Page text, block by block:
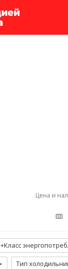
Цена и
+Класс
Тип